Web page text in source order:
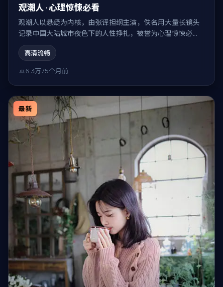
观潮人 · 心理惊悚必看
观潮人以悬疑为内核，由张译担纲主演，佚名用大量长镜头
记录中国大陆城市夜色下的人性挣扎，被誉为心理惊悚必
看。
高清流畅
6.3万75个月前
最新